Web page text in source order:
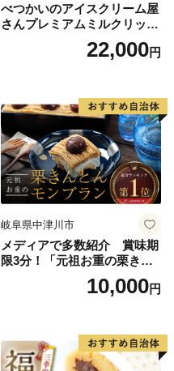
べつかいのアイスクリーム屋
さんプレミアムミルクリッチ
12個（AP-01）（ 北海道アイ
ス 北海道産アイス アイス ア
道産アイス 道産アイスクリ
ーム ギフト 詰合せ 詰め合わ
せ ふるさと納税 ）
22,000円
岐阜県中津川市
メディアで多数紹介 賞味期
限3分！「元祖お重の栗きん
とんモンブラン」 【未来の
ご褒美】スイーツ 栗 モンブ
子 菓子 F4N-2298
10,000円